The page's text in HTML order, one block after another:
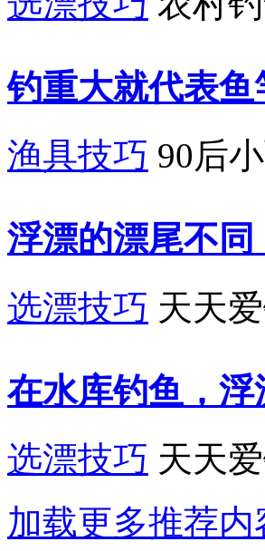
钓重大就代表
渔具技巧 90后
浮漂的漂尾不
选漂技巧 天天
在水库钓鱼，
选漂技巧 天天
加载更多推荐内